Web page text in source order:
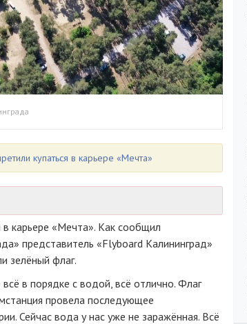
купаться в карьере «Мечта»
карьере «Мечта». Как сообщил
представитель «Flyboard Калининград»
зелёный флаг.
в порядке с водой, всё отлично. Флаг
провела последующее
Сейчас вода у нас уже не заражённая. Всё